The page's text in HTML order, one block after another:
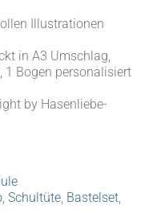
Illustrationen
in A3 Umschlag,
1 Bogen personalisiert
by Hasenliebe-
Schultüte Bastelset